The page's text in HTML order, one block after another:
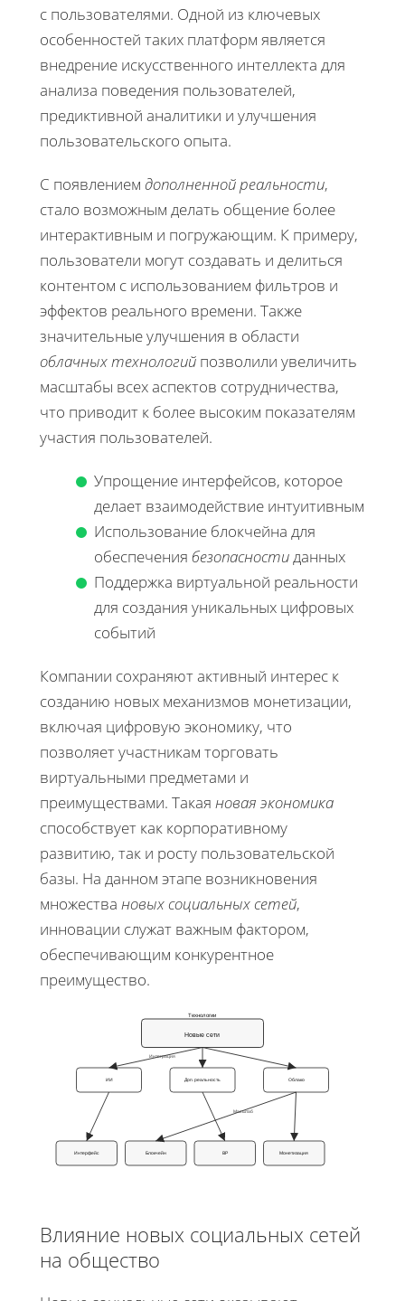
с пользователями. Одной из ключевых
особенностей таких платформ является
внедрение искусственного интеллекта для
анализа поведения пользователей,
предиктивной аналитики и улучшения
пользовательского опыта.
С появлением дополненной реальности,
стало возможным делать общение более
интерактивным и погружающим. К примеру,
пользователи могут создавать и делиться
контентом с использованием фильтров и
эффектов реального времени. Также
значительные улучшения в области
облачных технологий позволили увеличить
масштабы всех аспектов сотрудничества,
что приводит к более высоким показателям
участия пользователей.
Упрощение интерфейсов, которое
делает взаимодействие интуитивным
Использование блокчейна для
обеспечения безопасностиданных
Поддержка виртуальной реальности
для создания уникальных цифровых
событий
Компании сохраняют активный интерес к
созданию новых механизмов монетизации,
включая цифровую экономику, что
позволяет участникам торговать
виртуальными предметами и
преимуществами. Такая новая экономика
способствует как корпоративному
развитию, так и росту пользовательской
базы. На данном этапе возникновения
множества новых социальных сетей,
инновации служат важным фактором,
обеспечивающим конкурентное
преимущество.
Технологии
Новые сети
ИИ Доп. реальность Облако
Интерфейс Блокчейн ВР Монетизация
Интеграция
Масштаб
Влияние новых социальных сетей
на общество